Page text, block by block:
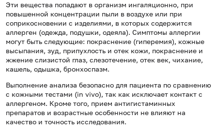
Эти вещества попадают в организм ингаляционно, при
повышенной концентрации пыли в воздухе или при
соприкосновении с изделиями, в которых содержится
аллерген (одежда, подушки, одеяла). Симптомы аллергии
могут быть следующие: покраснение (гиперемия), кожные
высыпания, зуд, припухлость и отек кожи, покраснение и
жжение слизистой глаз, слезотечение, отек век, чихание,
кашель, одышка, бронхоспазм.
Выполнение анализа безопасно для пациента по сравнению
с кожными тестами (in vivo), так как исключает контакт с
аллергеном. Кроме того, прием антигистаминных
препаратов и возрастные особенности не влияют на
качество и точность исследования.